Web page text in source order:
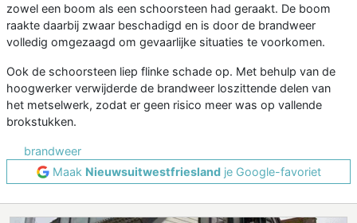
zowel een boom als een schoorsteen had geraakt. De boom
raakte daarbij zwaar beschadigd en is door de brandweer
volledig omgezaagd om gevaarlijke situaties te voorkomen.
Ook de schoorsteen liep flinke schade op. Met behulp van de
hoogwerker verwijderde de brandweer loszittende delen van
het metselwerk, zodat er geen risico meer was op vallende
brokstukken.
brandweer
Maak Nieuwsuitwestfrieslandje Google-favoriet